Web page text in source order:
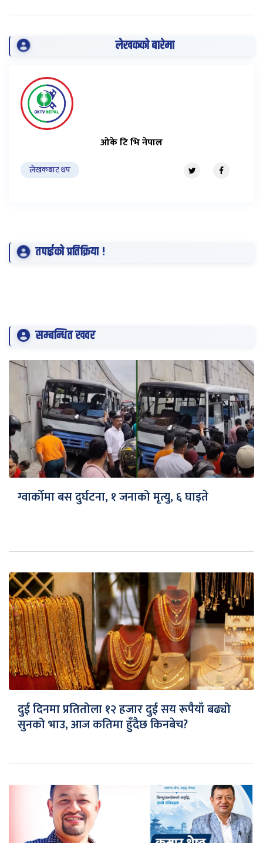
लेखकको बारेमा
ओके टि भि नेपाल
लेखकबाट थप
तपाईको प्रतिक्रिया !
सम्बन्धित खवर
ग्वार्कोमा बस दुर्घटना, १ जनाको मृत्यु, ६ घाइते
दुई दिनमा प्रतितोला १२ हजार दुई सय रूपैयाँ बढ्यो
सुनको भाउ, आज कतिमा हुँदैछ किनबेच?